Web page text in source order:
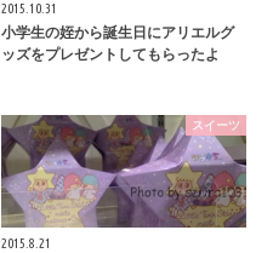
2015.10.31
小学生の姪から誕生日にアリエルグ
ッズをプレゼントしてもらったよ
スイーツ
2015.8.21